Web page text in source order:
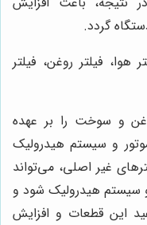
گردد.
هوا، فیلتر روغن، فیلتر
و سوخت را بر عهده
و سیستم هیدرولیک
غیر اصلی، می‌تواند
و سیستم هیدرولیک شود و
این قطعات و افزایش